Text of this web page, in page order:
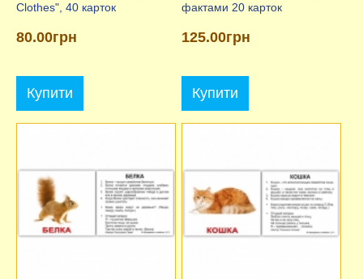
Clothes", 40 карток
80.00грн
Купити
фактами 20 карток
125.00грн
Купити